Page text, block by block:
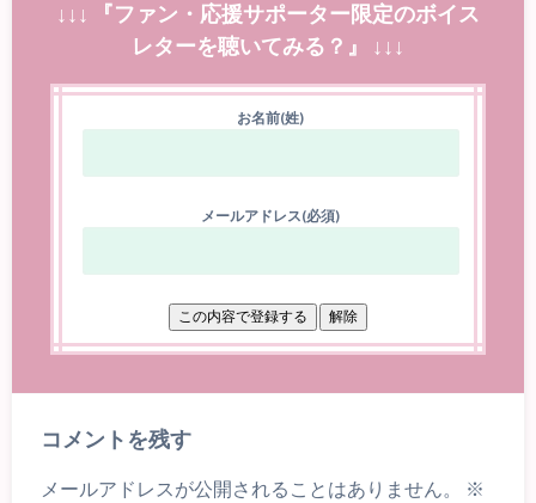
↓↓↓ 『ファン・応援サポーター限定のボイス
レターを聴いてみる？』 ↓↓↓
お名前(姓)
メールアドレス(必須)
コメントを残す
メールアドレスが公開されることはありません。
※